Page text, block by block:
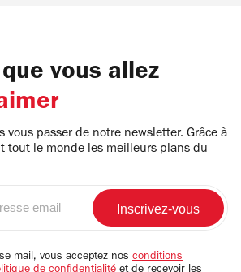
vous allez
vous passer de notre newsletter. Grâce à
tout le monde les meilleurs plans du
mail, vous acceptez nos conditions